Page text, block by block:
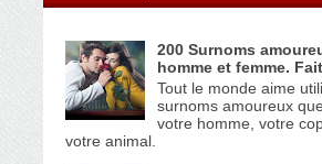
200 Surnoms
homme et femme.
Tout le monde aime
surnoms amoureux
votre homme, votre
votre animal.